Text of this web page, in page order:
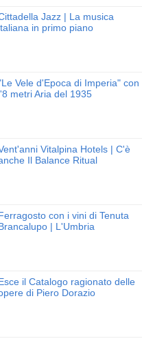
Jazz | La musica
in primo piano
Vele d'Epoca di Imperia" con
metri Aria del 1935
Vitalpina Hotels | C'è
Il Balance Ritual
con i vini di Tenuta
| L'Umbria
il Catalogo ragionato delle
di Piero Dorazio